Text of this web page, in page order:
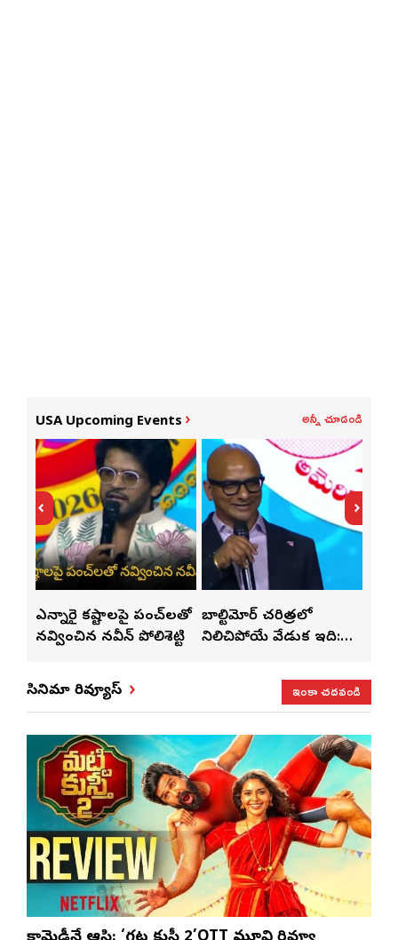
USA Upcoming Events అన్నీ చూడండి
కష్టాలపై పంచ్‌లతో
నవీన్ పోలిశెట్టి
బాల్టిమోర్ చరిత్రలో
నిలిచిపోయే వేడుక ఇది:
2028లో ఆటా
జరిగేది అక్కడే:
సినిమా రివ్యూస్ ఇంకా చదవండి